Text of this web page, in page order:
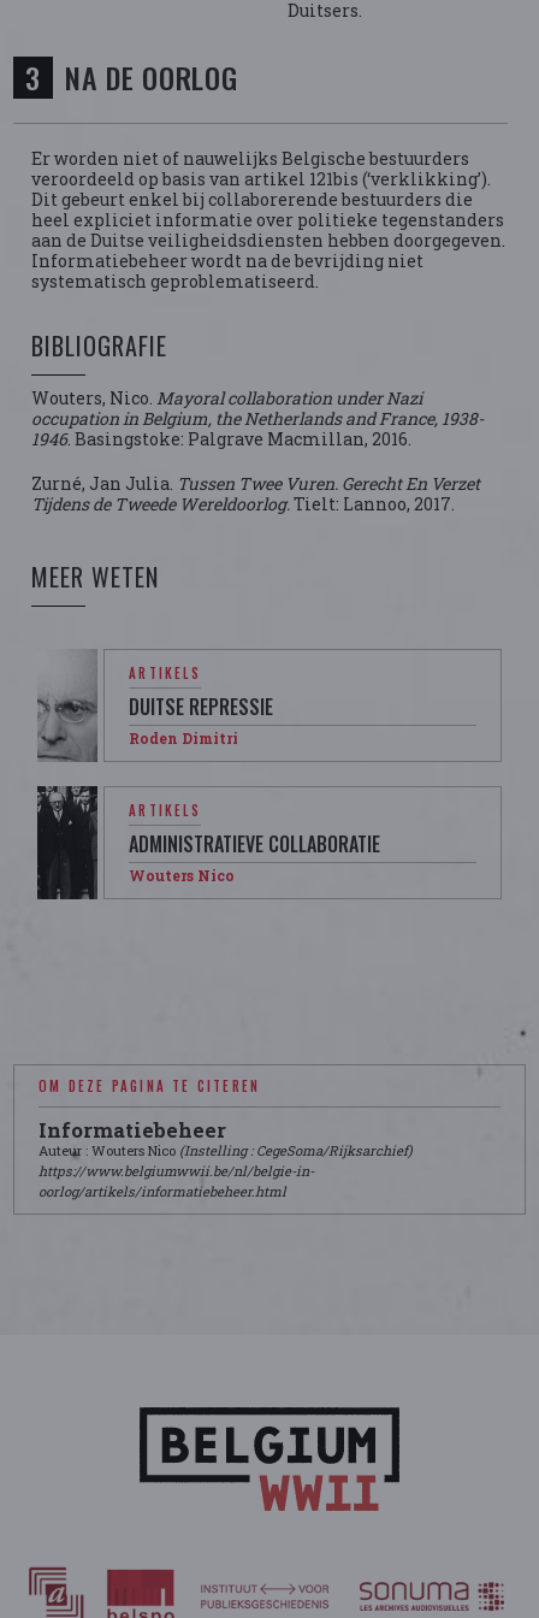
Duitsers.
NA DE OORLOG
Er worden niet of nauwelijks Belgische bestuurders
veroordeeld op basis van artikel 121bis (‘verklikking’).
Dit gebeurt enkel bij collaborerende bestuurders die
heel expliciet informatie over politieke tegenstanders
aan de Duitse veiligheidsdiensten hebben doorgegeven.
Informatiebeheer wordt na de bevrijding niet
systematisch geproblematiseerd.
BIBLIOGRAFIE
Wouters, Nico. Mayoral collaboration under Nazi
occupation in Belgium, the Netherlands and France, 1938-
1946. Basingstoke: Palgrave Macmillan, 2016.
Zurné, Jan Julia. Tussen Twee Vuren. Gerecht En Verzet
Tijdens de Tweede Wereldoorlog.Tielt: Lannoo, 2017.
MEER WETEN
ARTIKELS
DUITSE REPRESSIE
Roden Dimitri
ARTIKELS
ADMINISTRATIEVE COLLABORATIE
Wouters Nico
OM DEZE PAGINA TE CITEREN
Informatiebeheer
Auteur : Wouters Nico (Instelling : CegeSoma/Rijksarchief)
https://www.belgiumwwii.be/nl/belgie-in-
oorlog/artikels/informatiebeheer.html